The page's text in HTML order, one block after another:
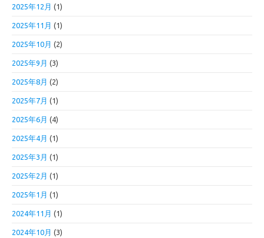
2025年12月 (1)
2025年11月 (1)
2025年10月 (2)
2025年9月 (3)
2025年8月 (2)
2025年7月 (1)
2025年6月 (4)
2025年4月 (1)
2025年3月 (1)
2025年2月 (1)
2025年1月 (1)
2024年11月 (1)
2024年10月 (3)